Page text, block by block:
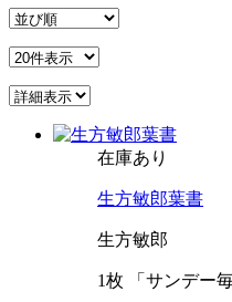
在庫あり
生方敏郎葉書
生方敏郎
1枚 「サンデ